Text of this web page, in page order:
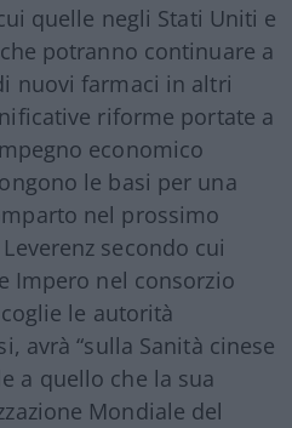
quelle negli Stati Uniti e
potranno continuare a
nuovi farmaci in altri
riforme portate a
economico
le basi per una
nel prossimo
secondo cui
Impero nel consorzio
le autorità
avrà “sulla Sanità cinese
a quello che la sua
Mondiale del